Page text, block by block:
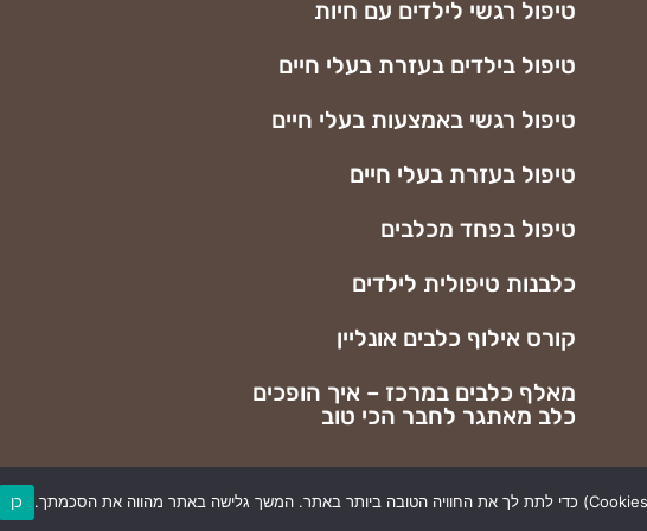
טיפול רגשי לילדים עם חיות
טיפול בילדים בעזרת בעלי חיים
טיפול רגשי באמצעות בעלי חיים
טיפול בעזרת בעלי חיים
טיפול בפחד מכלבים
כלבנות טיפולית לילדים
קורס אילוף כלבים אונליין
מאלף כלבים במרכז – איך הופכים
כלב מאתגר לחבר הכי טוב
כן